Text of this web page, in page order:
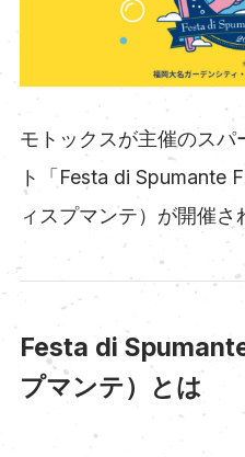
モトックスが主催のス
ト「Festa di Spumante
ィスプマンテ）が開催さ
Festa di
プマンテ）とは